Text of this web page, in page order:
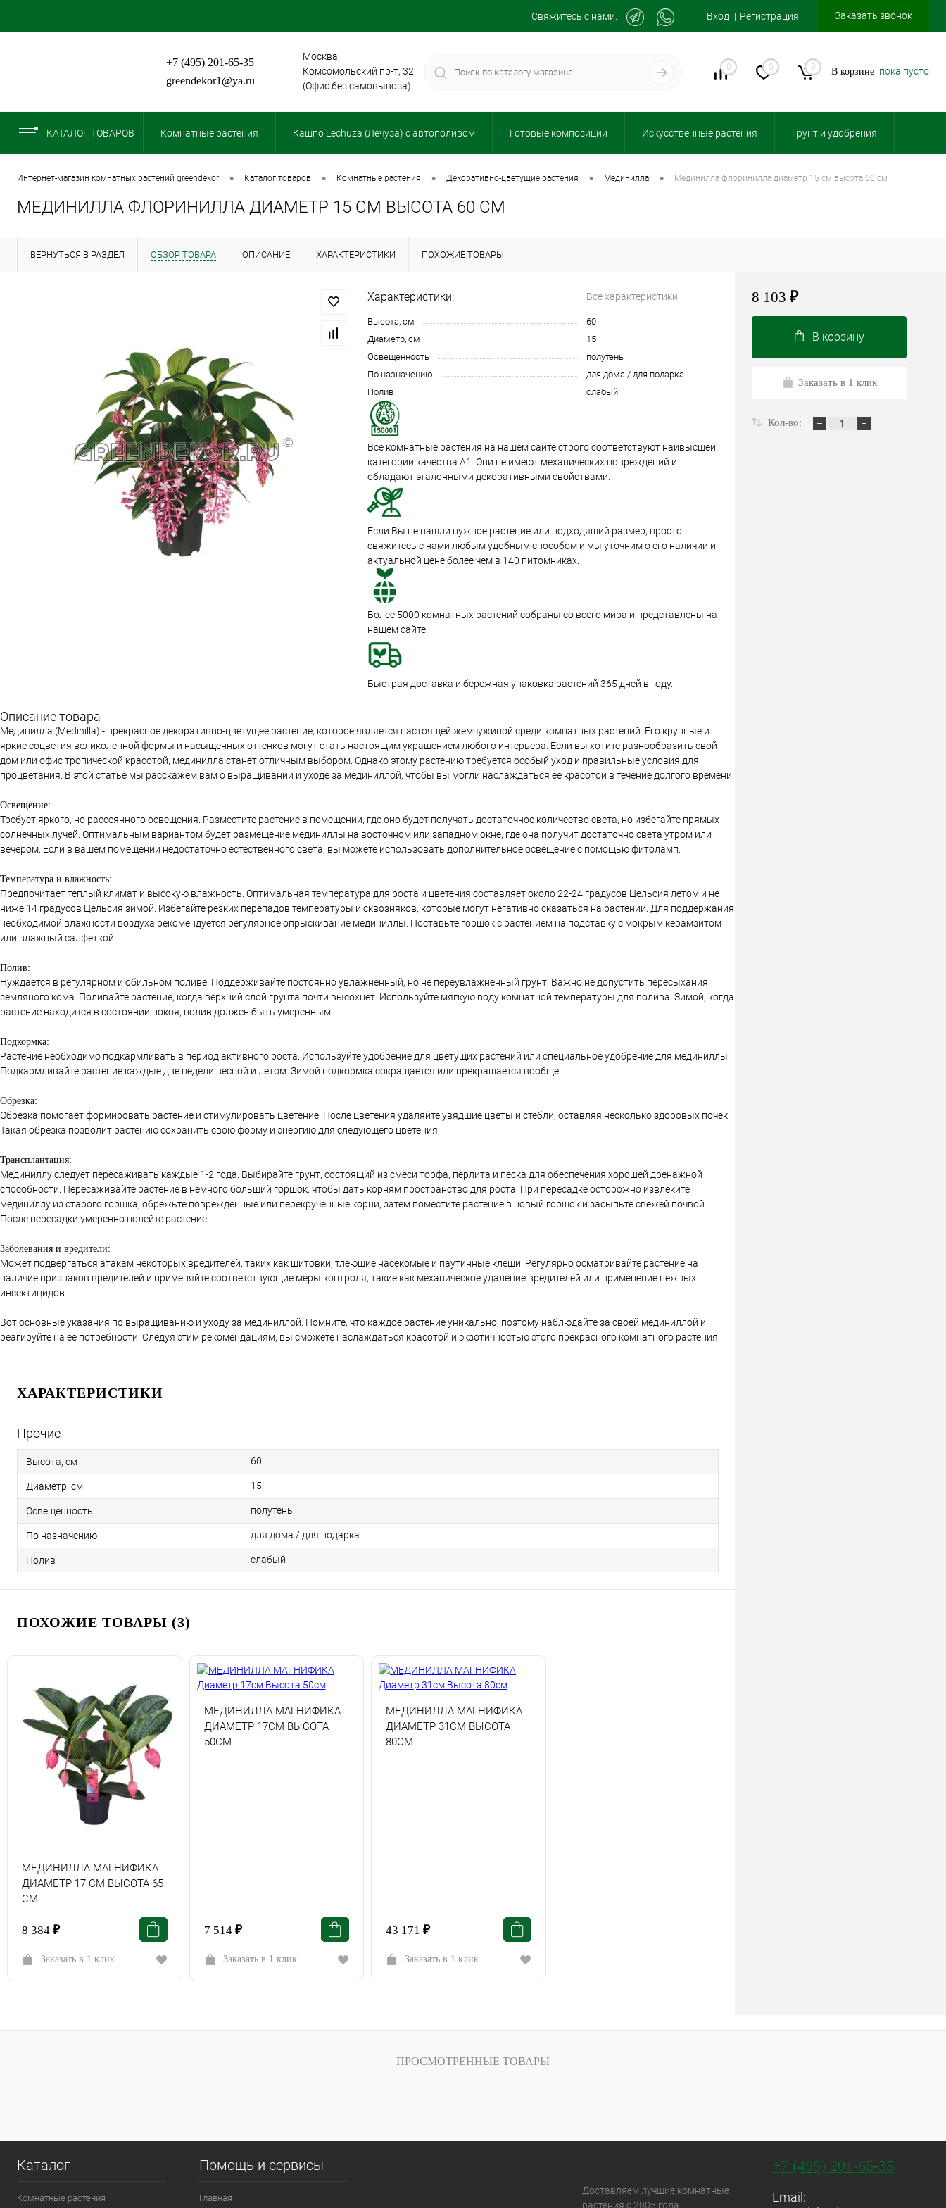
Свяжитесь с нами: Вход Регистрация Заказать звонок
+7 (495) 201-65-35
greendekor1@ya.ru
Москва,
Комсомольский пр-т, 32
(Офис без самовывоза)
0 0 0 В корзине пока пусто
КАТАЛОГ ТОВАРОВ Комнатные растения Кашпо Lechuza (Лечуза) с автополивом Готовые композиции Искусственные растения Грунт и удобрения
интернет-магазин комнатных растений greendekor • каталог товаров • комнатные растения • декоративно-цветущие растения • мединилла • мединилла флоринилла диаметр 15 см высота 60 см
МЕДИНИЛЛА ФЛОРИНИЛЛА ДИАМЕТР 15 СМ ВЫСОТА 60 СМ
ВЕРНУТЬСЯ В РАЗДЕЛ ОБЗОР ТОВАРА ОПИСАНИЕ ХАРАКТЕРИСТИКИ ПОХОЖИЕ ТОВАРЫ
Характеристики: Все характеристики
Высота, см
60
Диаметр, см
15
Освещенность
полутень
По назначению
для дома / для подарка
Полив
слабый
Все комнатные растения на нашем сайте строго соответствуют наивысшей
категории качества А1. Они не имеют механических повреждений и
обладают эталонными декоративными свойствами.
Если Вы не нашли нужное растение или подходящий размер, просто
свяжитесь с нами любым удобным способом и мы уточним о его наличии и
актуальной цене более чем в 140 питомниках.
Более 5000 комнатных растений собраны со всего мира и представлены на
нашем сайте.
Быстрая доставка и бережная упаковка растений 365 дней в году.
Описание товара
Мединилла (Medinilla) - прекрасное декоративно-цветущее растение, которое является настоящей жемчужиной среди комнатных растений. Его крупные и
яркие соцветия великолепной формы и насыщенных оттенков могут стать настоящим украшением любого интерьера. Если вы хотите разнообразить свой
дом или офис тропической красотой, мединилла станет отличным выбором. Однако этому растению требуется особый уход и правильные условия для
процветания. В этой статье мы расскажем вам о выращивании и уходе за мединиллой, чтобы вы могли наслаждаться ее красотой в течение долгого времени.
Освещение:
Требует яркого, но рассеянного освещения. Разместите растение в помещении, где оно будет получать достаточное количество света, но избегайте прямых
солнечных лучей. Оптимальным вариантом будет размещение мединиллы на восточном или западном окне, где она получит достаточно света утром или
вечером. Если в вашем помещении недостаточно естественного света, вы можете использовать дополнительное освещение с помощью фитоламп.
Температура и влажность:
Предпочитает теплый климат и высокую влажность. Оптимальная температура для роста и цветения составляет около 22-24 градусов Цельсия летом и не
ниже 14 градусов Цельсия зимой. Избегайте резких перепадов температуры и сквозняков, которые могут негативно сказаться на растении. Для поддержания
необходимой влажности воздуха рекомендуется регулярное опрыскивание мединиллы. Поставьте горшок с растением на подставку с мокрым керамзитом
или влажный салфеткой.
Полив:
Нуждается в регулярном и обильном поливе. Поддерживайте постоянно увлажненный, но не переувлажненный грунт. Важно не допустить пересыхания
земляного кома. Поливайте растение, когда верхний слой грунта почти высохнет. Используйте мягкую воду комнатной температуры для полива. Зимой, когда
растение находится в состоянии покоя, полив должен быть умеренным.
Подкормка:
Растение необходимо подкармливать в период активного роста. Используйте удобрение для цветущих растений или специальное удобрение для мединиллы.
Подкармливайте растение каждые две недели весной и летом. Зимой подкормка сокращается или прекращается вообще.
Обрезка:
Обрезка помогает формировать растение и стимулировать цветение. После цветения удаляйте увядшие цветы и стебли, оставляя несколько здоровых почек.
Такая обрезка позволит растению сохранить свою форму и энергию для следующего цветения.
Трансплантация:
Мединиллу следует пересаживать каждые 1-2 года. Выбирайте грунт, состоящий из смеси торфа, перлита и песка для обеспечения хорошей дренажной
способности. Пересаживайте растение в немного больший горшок, чтобы дать корням пространство для роста. При пересадке осторожно извлеките
мединиллу из старого горшка, обрежьте поврежденные или перекрученные корни, затем поместите растение в новый горшок и засыпьте свежей почвой.
После пересадки умеренно полейте растение.
Заболевания и вредители:
Может подвергаться атакам некоторых вредителей, таких как щитовки, тлеющие насекомые и паутинные клещи. Регулярно осматривайте растение на
наличие признаков вредителей и применяйте соответствующие меры контроля, такие как механическое удаление вредителей или применение нежных
инсектицидов.
Вот основные указания по выращиванию и уходу за мединиллой. Помните, что каждое растение уникально, поэтому наблюдайте за своей мединиллой и
реагируйте на ее потребности. Следуя этим рекомендациям, вы сможете наслаждаться красотой и экзотичностью этого прекрасного комнатного растения.
ХАРАКТЕРИСТИКИ
Прочие
Высота, см 60
Диаметр, см 15
Освещенность полутень
По назначению для дома / для подарка
Полив слабый
ПОХОЖИЕ ТОВАРЫ (3)
МЕДИНИЛЛА МАГНИФИКА
ДИАМЕТР 17 СМ ВЫСОТА 65
СМ
8 384 ₽
Заказать в 1 клик
МЕДИНИЛЛА МАГНИФИКА
ДИАМЕТР 17СМ ВЫСОТА
50СМ
7 514 ₽
Заказать в 1 клик
МЕДИНИЛЛА МАГНИФИКА
ДИАМЕТР 31СМ ВЫСОТА
80СМ
43 171 ₽
Заказать в 1 клик
8 103 ₽
В корзину
Заказать в 1 клик
Кол-во:
ПРОСМОТРЕННЫЕ ТОВАРЫ
Каталог
Комнатные растения
Помощь и сервисы
Главная
Доставляем лучшие комнатные
растения с 2005 года
+7 (495) 201-65-35
Email: